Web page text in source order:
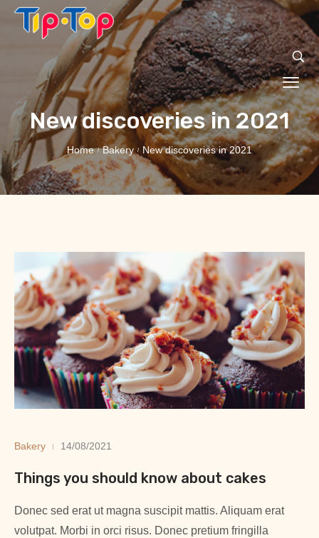
New discoveries in 2021
Home / Bakery / New discoveries in 2021
Bakery 14/08/2021
Things you should know about cakes
Donec sed erat ut magna suscipit mattis. Aliquam erat
volutpat. Morbi in orci risus. Donec pretium fringilla